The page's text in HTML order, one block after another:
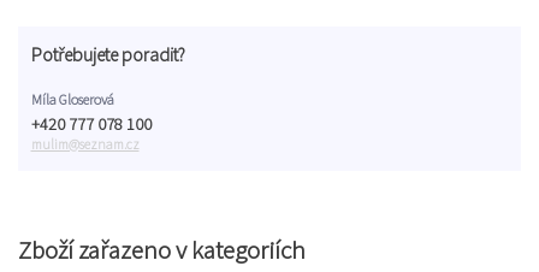
Zboží zařazeno v kategoriích
Potřebujete poradit?
Míla Gloserová
+420 777 078 100
mulim@seznam.cz